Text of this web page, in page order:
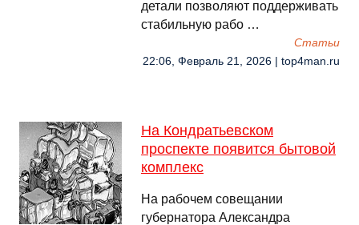
детали позволяют поддерживать
стабильную рабо …
Cтатьи
22:06, Февраль 21, 2026 | top4man.ru
На Кондратьевском
проспекте появится бытовой
комплекс
На рабочем совещании
губернатора Александра